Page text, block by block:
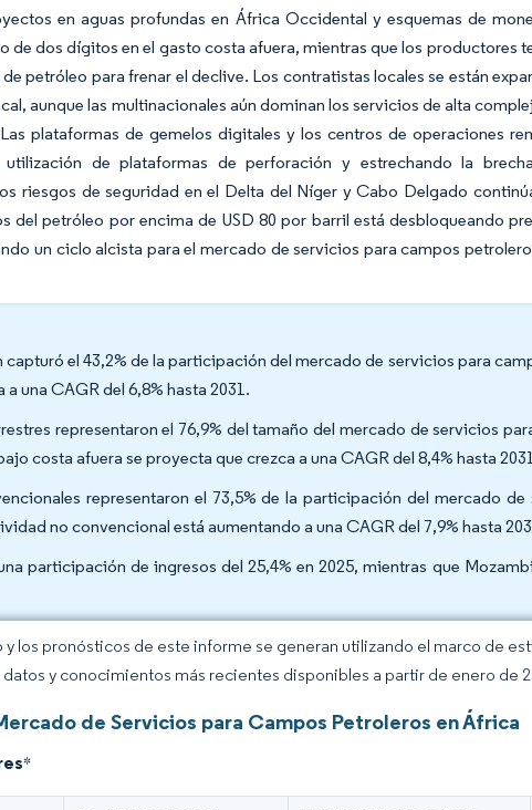
en aguas profundas en África Occidental y esquemas de
de dos dígitos en el gasto costa afuera, mientras que los productores
petróleo para frenar el declive. Los contratistas locales se están
aunque las multinacionales aún dominan los servicios de alta
plataformas de gemelos digitales y los centros de operaciones
de plataformas de perforación y estrechando la
riesgos de seguridad en el Delta del Níger y Cabo Delgado
del petróleo por encima de USD 80 por barril está desbloqueando
un ciclo alcista para el mercado de servicios para campos
el 43,2% de la participación del mercado de servicios para
una CAGR del 6,8% hasta 2031.
representaron el 76,9% del tamaño del mercado de servicios
costa afuera se proyecta que crezca a una CAGR del 8,4% hasta
representaron el 73,5% de la participación del mercado
no convencional está aumentando a una CAGR del 7,9% hasta
participación de ingresos del 25,4% en 2025, mientras que
y los pronósticos de este informe se generan utilizando el marco de
y conocimientos más recientes disponibles a partir de enero de
de Servicios para Campos Petroleros en África
*